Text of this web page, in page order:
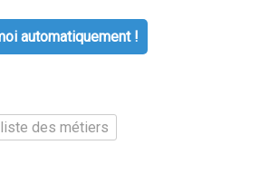
automatiquement !
des métiers